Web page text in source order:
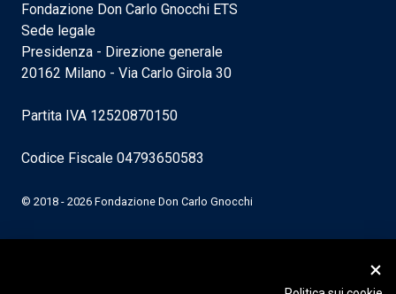
Fondazione Don Carlo Gnocchi ETS
Sede legale
Presidenza - Direzione generale
20162 Milano - Via Carlo Girola 30
Partita IVA 12520870150
Codice Fiscale 04793650583
© 2018 - 2026 Fondazione Don Carlo Gnocchi